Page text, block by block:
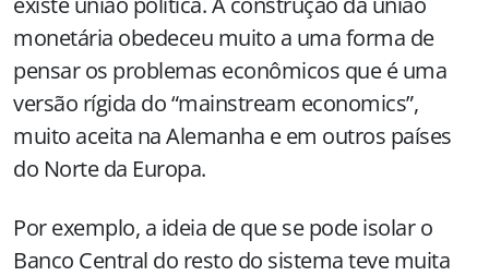
monetária obedeceu muito a uma forma de
pensar os problemas econômicos que é uma
versão rígida do “mainstream economics”,
muito aceita na Alemanha e em outros países
do Norte da Europa.
Por exemplo, a ideia de que se pode isolar o
Banco Central do resto do sistema teve muita